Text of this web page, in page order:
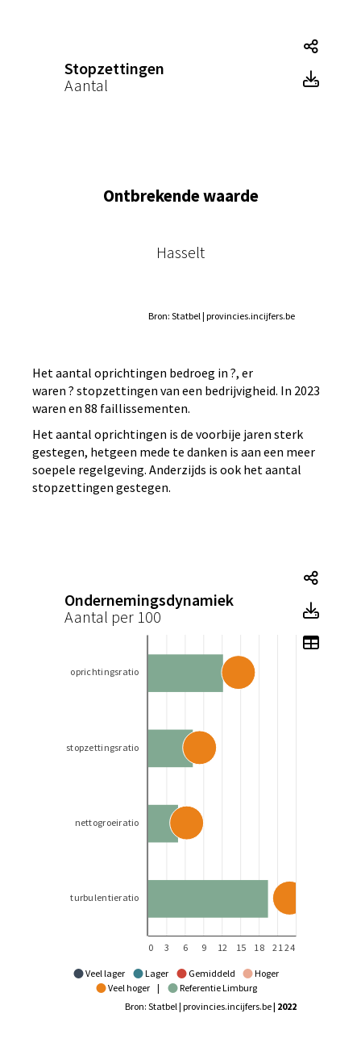
Stopzettingen
Aantal
Hasselt
Ontbrekende waarde
Bron: Statbel | provincies.incijfers.be
Het aantal oprichtingen bedroeg in ?, er
waren ? stopzettingen van een bedrijvigheid. In 2023
waren en 88 faillissementen.
Het aantal oprichtingen is de voorbije jaren sterk
gestegen, hetgeen mede te danken is aan een meer
soepele regelgeving. Anderzijds is ook het aantal
stopzettingen gestegen.
Ondernemingsdynamiek
Aantal per 100
Veel lager Lager Gemiddeld
Hoger
Veel hoger
Referentie Limburg
|
Bron: Statbel | provincies.incijfers.be| 2022
Toon